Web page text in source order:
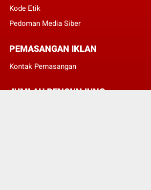
Kode Etik
Pedoman Media Siber
PEMASANGAN IKLAN
Kontak Pemasangan
JUMLAH PENGUNJUNG